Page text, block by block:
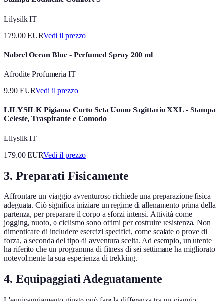
Lilysilk IT
179.00 EURVedi il prezzo
Nabeel Ocean Blue - Perfumed Spray 200 ml
Afrodite Profumeria IT
9.90 EURVedi il prezzo
LILYSILK Pigiama Corto Seta Uomo Sagittario XXL - Stampa
Celeste, Traspirante e Comodo
Lilysilk IT
179.00 EURVedi il prezzo
3. Preparati Fisicamente
Affrontare un viaggio avventuroso richiede una preparazione fisica
adeguata. Ciò significa iniziare un regime di allenamento prima della
partenza, per preparare il corpo a sforzi intensi. Attività come
jogging, nuoto, o ciclismo sono ottimi per costruire resistenza. Non
dimenticare di includere esercizi specifici, come scalate o prove di
forza, a seconda del tipo di avventura scelta. Ad esempio, un utente
ha riferito che un programma di fitness di sei settimane ha migliorato
notevolmente la sua esperienza di trekking.
4. Equipaggiati Adeguatamente